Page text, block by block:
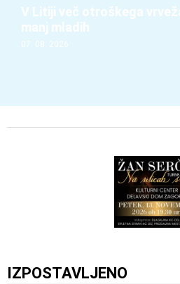
V Litiji več otroškega
manj mladih
07. 08. 2026
IZPOSTAVLJENO